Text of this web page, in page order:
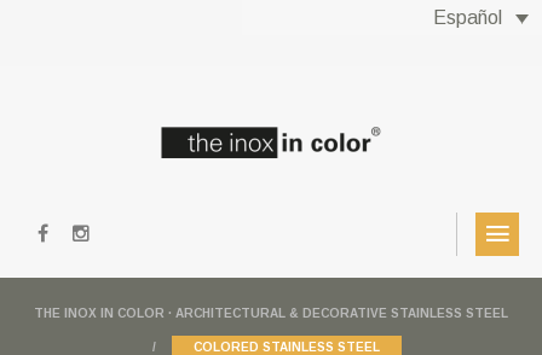
Español
THE INOX IN COLOR · ARCHITECTURAL & DECORATIVE STAINLESS STEEL
COLORED STAINLESS STEEL